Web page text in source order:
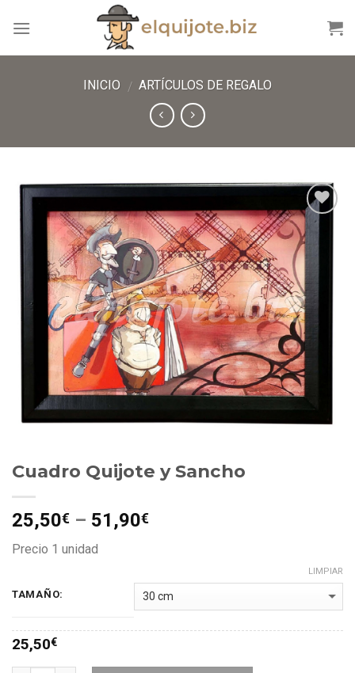
INICIO / ARTÍCULOS DE REGALO
Añadir
a lista
Cuadro Quijote y Sancho
25,50€ – 51,90€
Precio 1 unidad
TAMAÑO:
LIMPIAR
25,50€